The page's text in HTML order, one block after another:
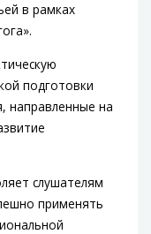
в рамках
подготовки
направленные на
слушателям
применять